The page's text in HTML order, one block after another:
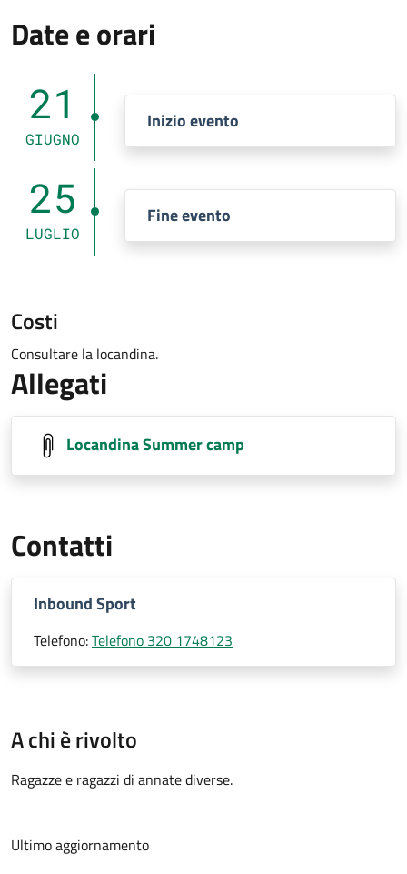
Date e orari
21
GIUGNO
Inizio evento
25
LUGLIO
Fine evento
Costi
Consultare la locandina.
Allegati
Locandina Summer camp
Contatti
Inbound Sport
Telefono:Telefono 320 1748123
A chi è rivolto
Ragazze e ragazzi di annate diverse.
Ultimo aggiornamento